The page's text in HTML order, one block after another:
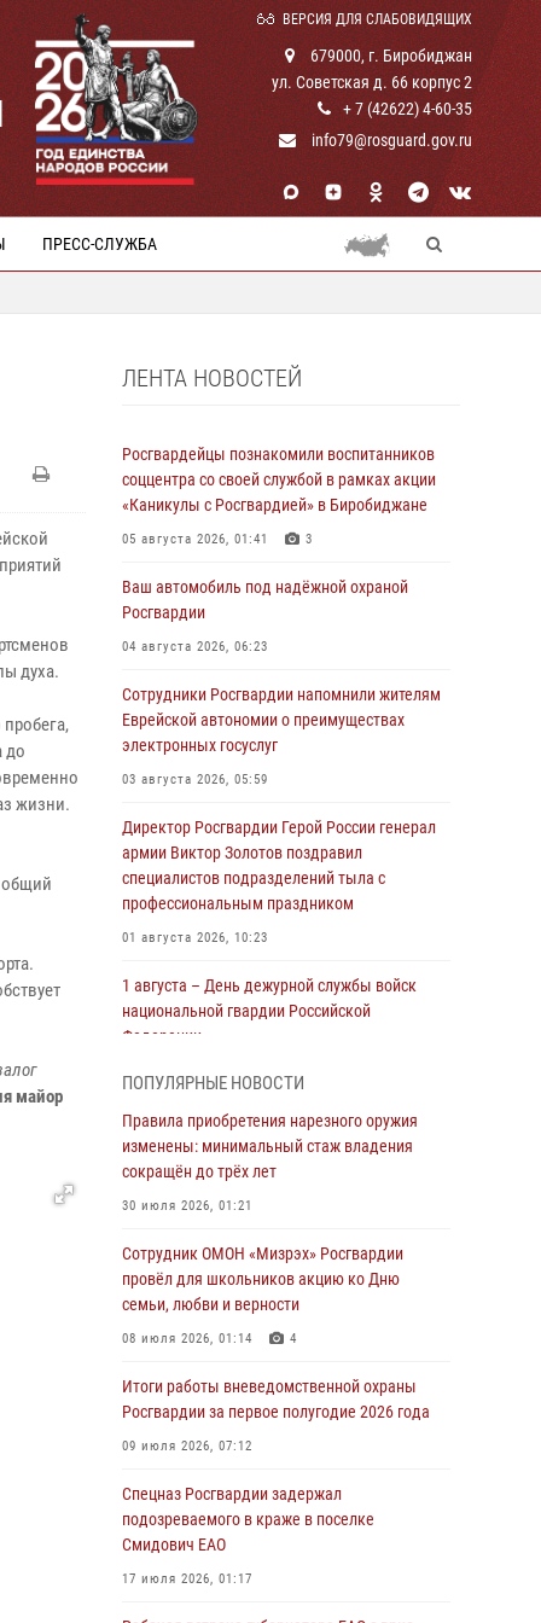
ВЕРСИЯ ДЛЯ СЛАБОВИДЯЩИХ
679000, г. Биробиджан
ул. Советская д. 66 корпус 2
+ 7 (42622) 4-60-35
info79@rosguard.gov.ru
ПРЕСС-СЛУЖБА
духа.
до
жизни.
общий
майор
ЛЕНТА НОВОСТЕЙ
Росгвардейцы познакомили воспитанников
соццентра со своей службой в рамках акции
«Каникулы с Росгвардией» в Биробиджане
05 августа 2026, 01:41 3
Ваш автомобиль под надёжной охраной
Росгвардии
04 августа 2026, 06:23
Сотрудники Росгвардии напомнили жителям
Еврейской автономии о преимуществах
электронных госуслуг
03 августа 2026, 05:59
Директор Росгвардии Герой России генерал
армии Виктор Золотов поздравил
специалистов подразделений тыла с
профессиональным праздником
01 августа 2026, 10:23
1 августа – День дежурной службы войск
национальной гвардии Российской
Федерации
В Росгвардии вспоминают российских
воинов, погибших в Первой мировой войне
1914-1918 годов
01 августа 2026, 10:19
Внесены изменения в правила проведения
контрольного отстрела гражданского оружия
31 июля 2026, 01:48
изменены: минимальный стаж владения
сокращён до трёх лет
30 июля 2026, 01:21
Росгвардейцы задержали гражданина за
хулиганство и попытку повреждения
имущества в одной из гостиниц Биробиджана
29 июля 2026, 01:05
ПОПУЛЯРНЫЕ НОВОСТИ
Правила приобретения нарезного оружия
изменены: минимальный стаж владения
сокращён до трёх лет
30 июля 2026, 01:21
Сотрудник ОМОН «Мизрэх» Росгвардии
провёл для школьников акцию ко Дню
семьи, любви и верности
08 июля 2026, 01:14 4
Итоги работы вневедомственной охраны
Росгвардии за первое полугодие 2026 года
09 июля 2026, 07:12
Спецназ Росгвардии задержал
подозреваемого в краже в поселке
Смидович ЕАО
17 июля 2026, 01:17